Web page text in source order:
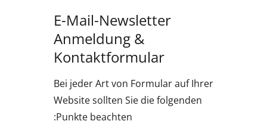
E-Mail-Newsletter
Anmeldung &
Kontaktformular
Bei jeder Art von Formular auf Ihrer
Website sollten Sie die folgenden
Punkte beachten: